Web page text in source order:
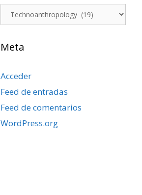
Categorías
Meta
Acceder
Feed de entradas
Feed de comentarios
WordPress.org